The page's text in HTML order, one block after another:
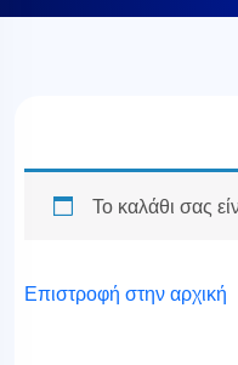
Το καλάθι σας
Επιστροφή στην αρχική